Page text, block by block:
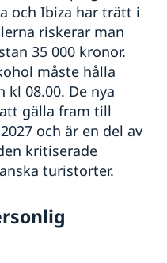
och Ibiza har trätt i
riskerar man
35 000 kronor.
måste hålla
kl 08.00. De nya
gälla fram till
och är en del av
kritiserade
turistorter.